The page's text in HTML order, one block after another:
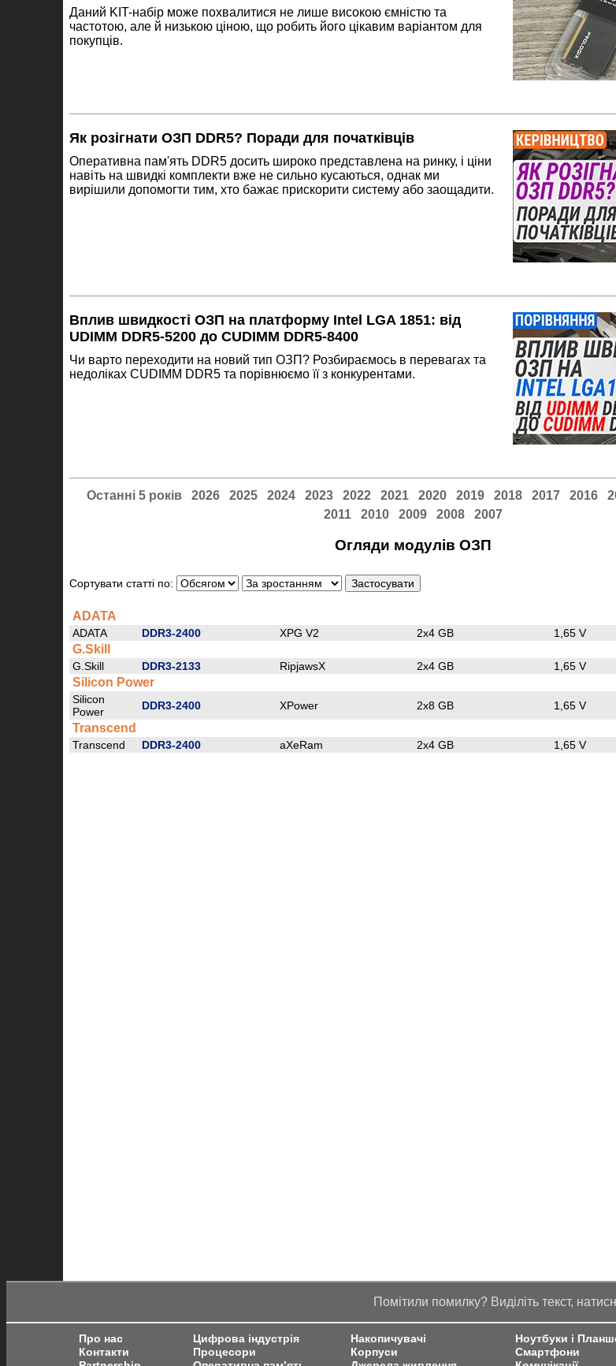
Даний KIT-набір може похвалитися не лише високою ємністю та
частотою, але й низькою ціною, що робить його цікавим варіантом для
покупців.
Як розігнати ОЗП DDR5? Поради для початківців
Оперативна пам'ять DDR5 досить широко представлена на ринку, і ціни
навіть на швидкі комплекти вже не сильно кусаються, однак ми
вирішили допомогти тим, хто бажає прискорити систему або заощадити.
Вплив швидкості ОЗП на платформу Intel LGA 1851: від
UDIMM DDR5-5200 до CUDIMM DDR5-8400
Чи варто переходити на новий тип ОЗП? Розбираємось в перевагах та
недоліках CUDIMM DDR5 та порівнюємо її з конкурентами.
Останні 5 років 2026 2025 2024 2023 2022 2021 2020 2019 2018 2017 2016
2011
2010 2009 2008 2007
Огляди модулів ОЗП
Сортувати статті по:
ADATA
ADATA DDR3-2400 XPG V2 2x4 GB 1,65 V
G.Skill
G.Skill DDR3-2133 RipjawsX 2x4 GB 1,65 V
Silicon Power
Silicon
Power
DDR3-2400 XPower 2x8 GB 1,65 V
Transcend
Transcend DDR3-2400 aXeRam 2x4 GB 1,65 V
Помітили помилку? Виділіть текст,
Про нас
Контакти
Цифрова індустрія
Процесори
Накопичувачі
Корпуси
Ноутбуки і
Смартфони